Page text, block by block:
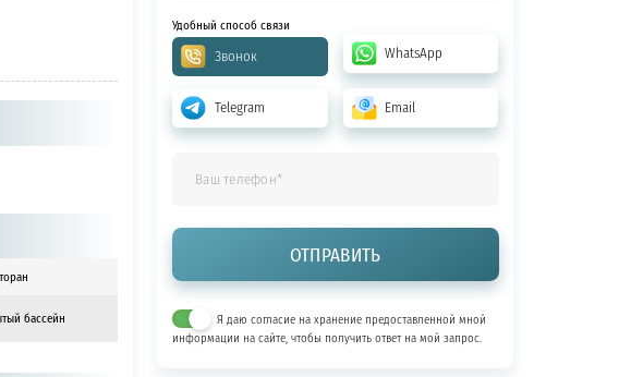
бассейн
Удобный способ связи
Звонок WhatsApp
Telegram Email
Я даю согласие на хранение предоставленной мной
информации на сайте, чтобы получить ответ на мой запрос.